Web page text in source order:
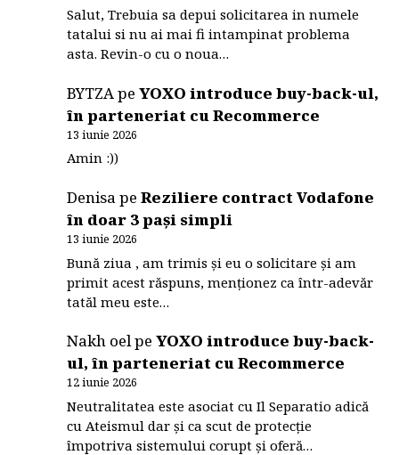
Salut, Trebuia sa depui solicitarea in numele
tatalui si nu ai mai fi intampinat problema
asta. Revin-o cu o noua…
BYTZApeYOXO introduce buy-back-ul,
în parteneriat cu Recommerce
13 iunie 2026
Amin :))
DenisapeReziliere contract Vodafone
în doar 3 pași simpli
13 iunie 2026
Bună ziua , am trimis și eu o solicitare și am
primit acest răspuns, menționez ca într-adevăr
tatăl meu este…
Nakh oelpeYOXO introduce buy-back-
ul, în parteneriat cu Recommerce
12 iunie 2026
Neutralitatea este asociat cu Il Separatio adică
cu Ateismul dar și ca scut de protecție
împotriva sistemului corupt și oferă…